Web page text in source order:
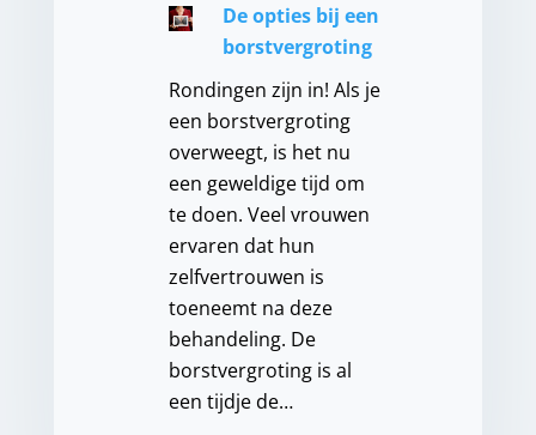
De opties bij een
borstvergroting
Rondingen zijn in! Als je
een borstvergroting
overweegt, is het nu
een geweldige tijd om
te doen. Veel vrouwen
ervaren dat hun
zelfvertrouwen is
toeneemt na deze
behandeling. De
borstvergroting is al
een tijdje de…